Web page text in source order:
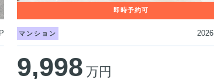
マンション
9,998 万円